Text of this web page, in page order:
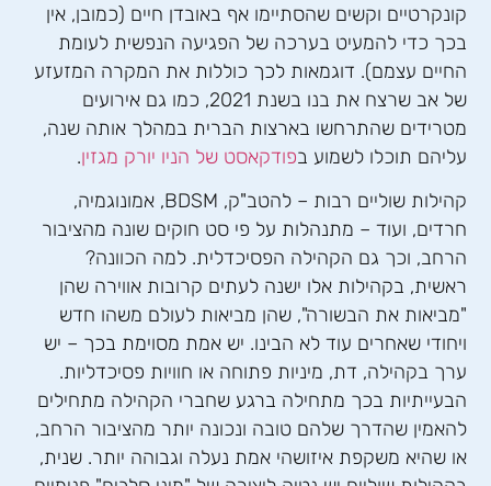
קונקרטיים וקשים שהסתיימו אף באובדן חיים (כמובן, אין
בכך כדי להמעיט בערכה של הפגיעה הנפשית לעומת
החיים עצמם). דוגמאות לכך כוללות את המקרה המזעזע
של אב שרצח את בנו בשנת 2021, כמו גם אירועים
מטרידים שהתרחשו בארצות הברית במהלך אותה שנה,
עליהם תוכלו לשמוע בפודקאסט של הניו יורק מגזין.
קהילות שוליים רבות – להטב"ק, BDSM, אמונוגמיה,
חרדים, ועוד – מתנהלות על פי סט חוקים שונה מהציבור
הרחב, וכך גם הקהילה הפסיכדלית. למה הכוונה?
ראשית, בקהילות אלו ישנה לעתים קרובות אווירה שהן
"מביאות את הבשורה", שהן מביאות לעולם משהו חדש
ויחודי שאחרים עוד לא הבינו. יש אמת מסוימת בכך – יש
ערך בקהילה, דת, מיניות פתוחה או חוויות פסיכדליות.
הבעייתיות בכך מתחילה ברגע שחברי הקהילה מתחילים
להאמין שהדרך שלהם טובה ונכונה יותר מהציבור הרחב,
או שהיא משקפת איזושהי אמת נעלה וגבוהה יותר. שנית,